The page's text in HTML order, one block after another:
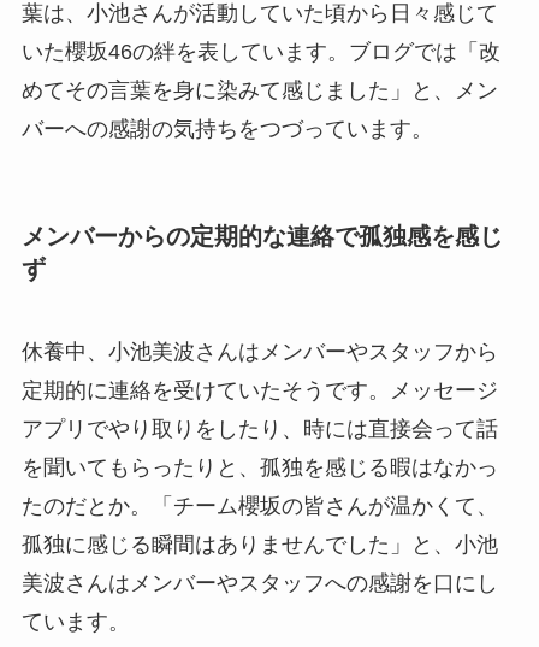
葉は、小池さんが活動していた頃から日々感じて
いた櫻坂46の絆を表しています。ブログでは「改
めてその言葉を身に染みて感じました」と、メン
バーへの感謝の気持ちをつづっています。
メンバーからの定期的な連絡で孤独感を感じ
ず
休養中、小池美波さんはメンバーやスタッフから
定期的に連絡を受けていたそうです。メッセージ
アプリでやり取りをしたり、時には直接会って話
を聞いてもらったりと、孤独を感じる暇はなかっ
たのだとか。「チーム櫻坂の皆さんが温かくて、
孤独に感じる瞬間はありませんでした」と、小池
美波さんはメンバーやスタッフへの感謝を口にし
ています。